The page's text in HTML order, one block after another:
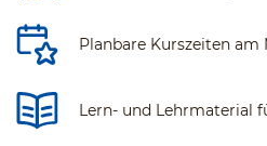
Planbare Kurszeiten
Lern- und Lehrmaterial